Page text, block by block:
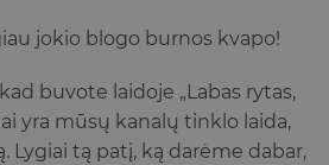
jokio blogo burnos kvapo!
buvote laidoje „Labas rytas,
yra mūsų kanalų tinklo laida,
Lygiai tą patį, ką darėme dabar,